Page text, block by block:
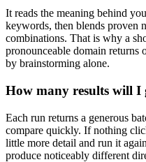
It reads the meaning behind
keywords, then blends proven
combinations. That is why a
pronounceable domain returns
by brainstorming alone.
How many results will I
Each run returns a generous
compare quickly. If nothing
little more detail and run it
produce noticeably different